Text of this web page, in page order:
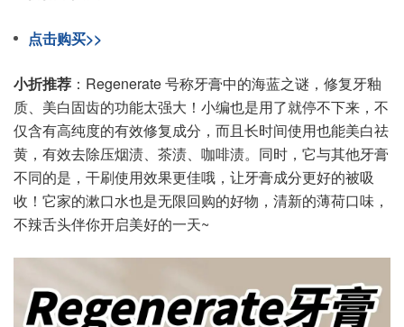
点击购买>>
小折推荐 ：Regenerate 号称牙膏中的海蓝之谜，修复牙釉
质、美白固齿的功能太强大！小编也是用了就停不下来，不
仅含有高纯度的有效修复成分，而且长时间使用也能美白祛
黄，有效去除压烟渍、茶渍、咖啡渍。同时，它与其他牙膏
不同的是，干刷使用效果更佳哦，让牙膏成分更好的被吸
收！它家的漱口水也是无限回购的好物，清新的薄荷口味，
不辣舌头伴你开启美好的一天~